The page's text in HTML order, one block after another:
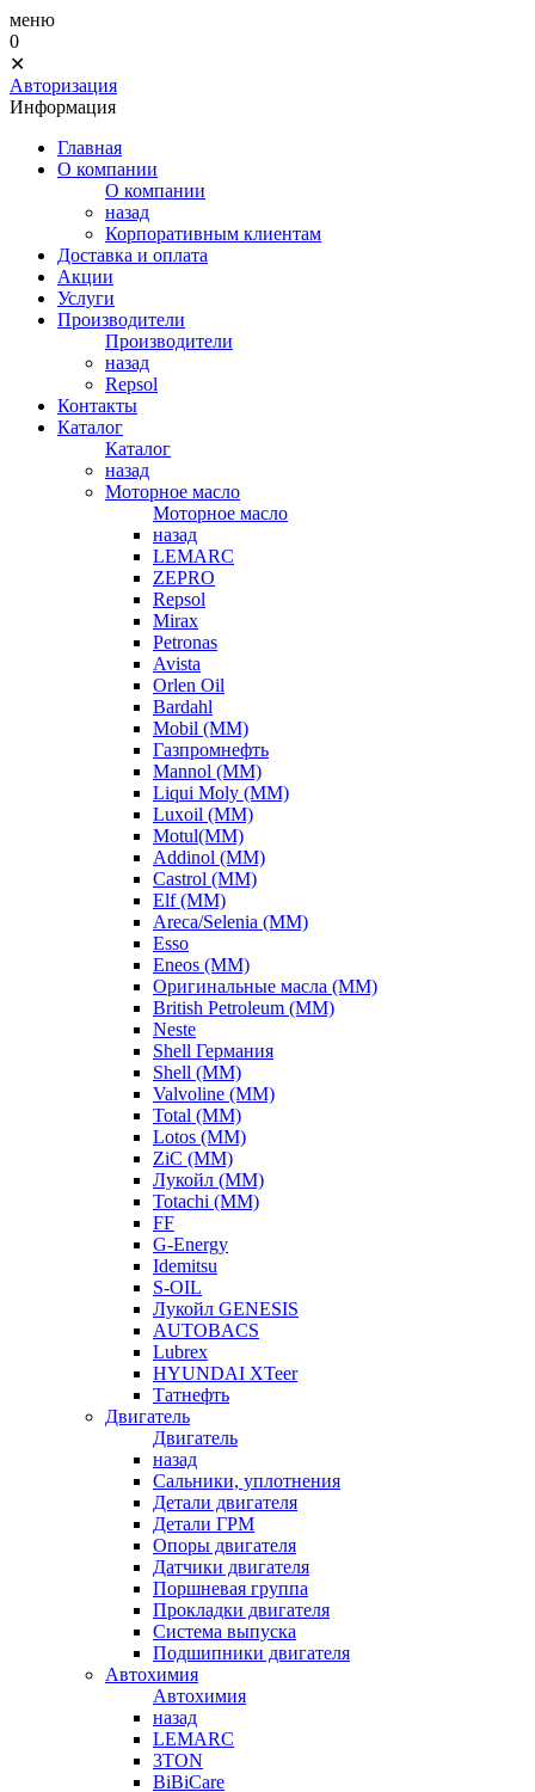
меню
0
✕
Авторизация
Информация
Главная
О компании
О компании
назад
Корпоративным клиентам
Доставка и оплата
Акции
Услуги
Производители
Производители
назад
Repsol
Контакты
Каталог
Каталог
назад
Моторное масло
Моторное масло
назад
LEMARC
ZEPRO
Repsol
Mirax
Petronas
Avista
Orlen Oil
Bardahl
Mobil (ММ)
Газпромнефть
Mannol (ММ)
Liqui Moly (ММ)
Luxoil (ММ)
Motul(ММ)
Addinol (ММ)
Castrol (ММ)
Elf (ММ)
Areca/Selenia (ММ)
Esso
Eneos (ММ)
Оригинальные масла (ММ)
British Petroleum (ММ)
Neste
Shell Германия
Shell (ММ)
Valvoline (ММ)
Total (ММ)
Lotos (ММ)
ZiC (ММ)
Лукойл (ММ)
Totachi (MM)
FF
G-Energy
Idemitsu
S-OIL
Лукойл GENESIS
AUTOBACS
Lubrex
HYUNDAI XTeer
Татнефть
Двигатель
Двигатель
назад
Сальники, уплотнения
Детали двигателя
Детали ГРМ
Опоры двигателя
Датчики двигателя
Поршневая группа
Прокладки двигателя
Система выпуска
Подшипники двигателя
Автохимия
Автохимия
назад
LEMARC
3TON
BiBiCare